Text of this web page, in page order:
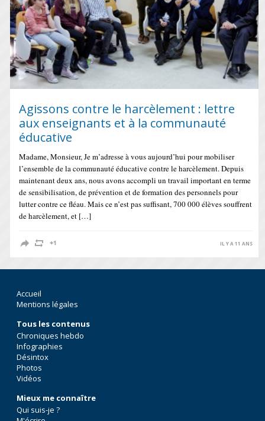
Agissons contre le harcèlement : lettre
aux enseignants et à la communauté
éducative
Madame, Monsieur, Je m’adresse à vous aujourd’hui pour mobiliser
l’ensemble de la communauté éducative contre le harcèlement. Depuis
maintenant deux ans, nous avons accompli un travail important en terme
de sensibilisation, de prévention et de formation des personnels pour
lutter contre ce fléau. Mais ce n’est pas suffisant, 700 000 élèves souffrent
de harcèlement, et […]
IL Y A 11 ANS
Accueil
Mentions légales
Tous les contenus
Chroniques hebdo
Infographies
Désintox
Photos
Vidéos
Mieux me connaître
Qui suis-je ?